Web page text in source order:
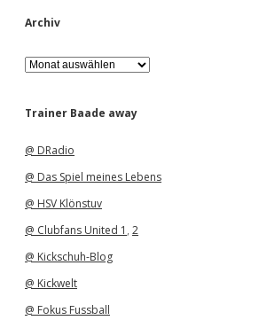
Archiv
A
r
h
Trainer Baade away
@ DRadio
@ Das Spiel meines Lebens
@ HSV Klönstuv
@ Clubfans United 1 , 2
@ Kickschuh-Blog
@ Kickwelt
@ Fokus Fussball